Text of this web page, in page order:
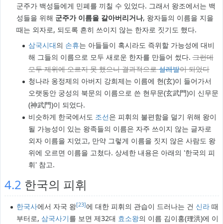
군주가 백성들에게 민폐를 끼칠 수 있었다. 그래서 왕조에서는 백
성들을 위해 군주가 이름을 갈아버리거나, 왕자들의 이름을 지을
때는 외자로, 되도록 흔히 쓰이지 않는 한자로 짓기도 했다.
삼국시대의 손휴는 아들들이 혹시라도 즉위할 가능성에 대비
해 그들의 이름으로 모두 새로운 한자를 만들어 썼다.그런데
모두 제위에 오르지 못 했으니 결과적으로설레발이 되었다
청나라 옹정제의 아버지 강희제는 이름에 현(玄)이 들어가서
오랫동안 궁성의 북문의 이름으로 쓴 현무문(玄武門)이 신무문
(神武門)이 되었다.
비슷하게 한국에서도 조선은 피휘의 불편함을 덜기 위해 왕이
될 가능성이 있는 왕족들의 이름은 자주 쓰이지 않는 글자로
외자 이름을 지었고, 만약 그렇게 이름을 짓지 않은 사람도 왕
위에 오르면 이름을 고쳤다. 상세한 내용은 아래의 '한국의 피
휘' 참고.
4.2 한국의 피휘
한국사에서 자국 왕[23]에 대한 피휘의 관습이 드러나는 건 신라때
부터로, 삼국사기를 보면 제32대 효소왕의 이름 김이홍(理洪)에 이